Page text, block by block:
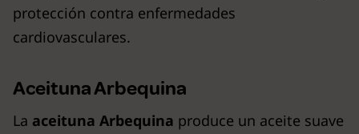
protección contra enfermedades
cardiovasculares.
Aceituna Arbequina
La aceituna Arbequina produce un aceite suave